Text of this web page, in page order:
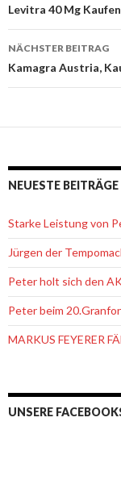
Beitrags-
Navigation
Levitra 40 Mg
NÄCHSTER BEITRAG
Kamagra Austria,
NEUESTE BEITRÄGE
Starke Leistung von
Jürgen der
Peter holt sich den
Peter beim
MARKUS FEYERER
UNSERE